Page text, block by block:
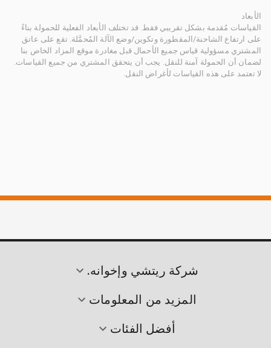
الأبعاد
القياسات مُقدمة بشكل تقريبي فقط. قد تختلف الأبعاد الفعلية للحمولة بناءً
على ارتفاع الشاحنة/المقطورة وتكوين/وضع الآلة المُحمَّلة. تقع على عاتق
المشتري مسؤولية قياس جميع الأحمال قبل مغادرة موقع المزاد الخاص بنا
لضمان أن الحمولة آمنة للنقل. يجب أن يتحقق المشتري من جميع القياسات.
لا تعتمد على هذه القياسات لأغراض النقل.
شركة ريتشي وإخوانه.
المزيد من المعلومات
أفضل الفئات